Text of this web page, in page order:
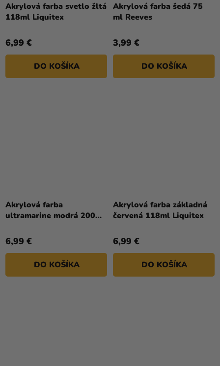
Akrylová farba svetlo žltá
118ml Liquitex
6,99 €
DO KOŠÍKA
Akrylová farba šedá 75
ml Reeves
3,99 €
DO KOŠÍKA
Akrylová farba
ultramarine modrá 200
6,99 €
DO KOŠÍKA
Akrylová farba základná
červená 118ml Liquitex
6,99 €
DO KOŠÍKA